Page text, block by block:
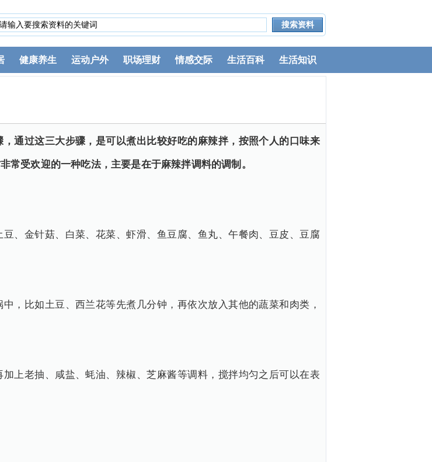
健康养生 运动户外 职场理财 情感交际 生活百科 生活知识
通过这三大步骤，是可以煮出比较好吃的麻辣拌，按照个人的口味来
常受欢迎的一种吃法，主要是在于麻辣拌调料的调制。
、金针菇、白菜、花菜、虾滑、鱼豆腐、鱼丸、午餐肉、豆皮、豆腐
，比如土豆、西兰花等先煮几分钟，再依次放入其他的蔬菜和肉类，
上老抽、咸盐、蚝油、辣椒、芝麻酱等调料，搅拌均匀之后可以在表